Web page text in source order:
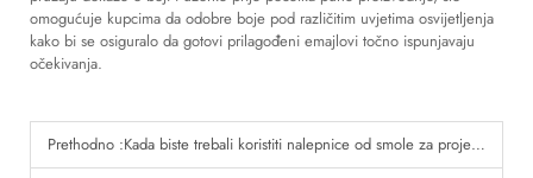
omogućuje kupcima da odobre boje pod različitim uvjetima osvijetljenja
kako bi se osiguralo da gotovi prilagođeni emajlovi točno ispunjavaju
očekivanja.
Prethodno :Kada biste trebali koristiti nalepnice od smole za projekte na otvorenom?